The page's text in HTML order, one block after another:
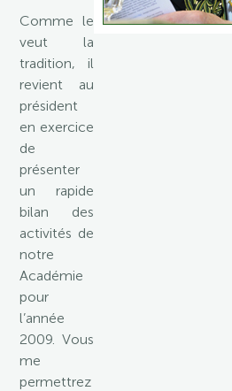
Comme le
veut la
tradition, il
revient au
président
en exercice
de
présenter
un rapide
bilan des
activités de
notre
Académie
pour
l’année
2009. Vous
me
permettrez